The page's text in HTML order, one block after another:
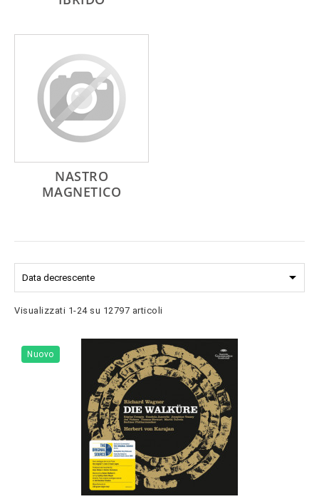
NASTRO
MAGNETICO
Data decrescente 
Visualizzati 1-24 su 12797 articoli
Nuovo